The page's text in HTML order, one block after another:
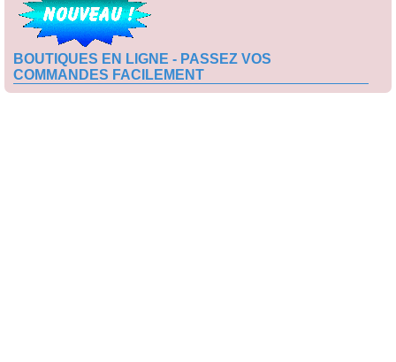
BOUTIQUES EN LIGNE - PASSEZ VOS
COMMANDES FACILEMENT